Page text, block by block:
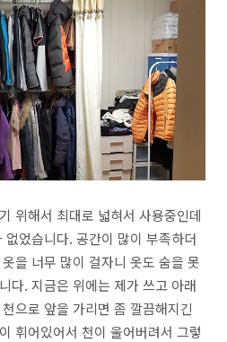
위해서 최대로 넓혀서 사용중인데
었습니다. 공간이 많이 부족하더
을 너무 많이 걸자니 옷도 숨을 못
다. 지금은 위에는 제가 쓰고 아래
으로 앞을 가리면 좀 깔끔해지긴
휘어있어서 천이 울어버려서 그렇